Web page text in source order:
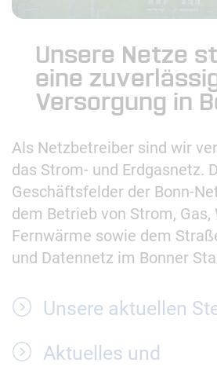
Unsere Netze
eine
Versorgung in
Als Netzbetreiber sind wir
das Strom- und Erdgasnetz.
Geschäftsfelder der Bonn-
dem Betrieb von Strom, Gas,
Fernwärme sowie dem
und Datennetz im Bonner
Unsere aktuellen
Aktuelles und